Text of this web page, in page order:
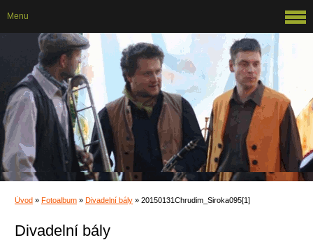
Úvod » Fotoalbum » Divadelní bály » 20150131Chrudim_Siroka095[1]
Divadelní bály
Menu